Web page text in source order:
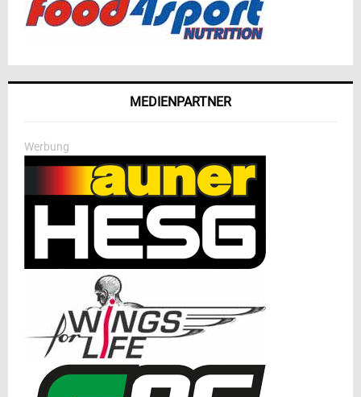
MEDIENPARTNER
Werbung